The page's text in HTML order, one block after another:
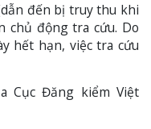
đến bị truy thu khi
chủ động tra cứu. Do
hết hạn, việc tra cứu
Cục Đăng kiểm Việt